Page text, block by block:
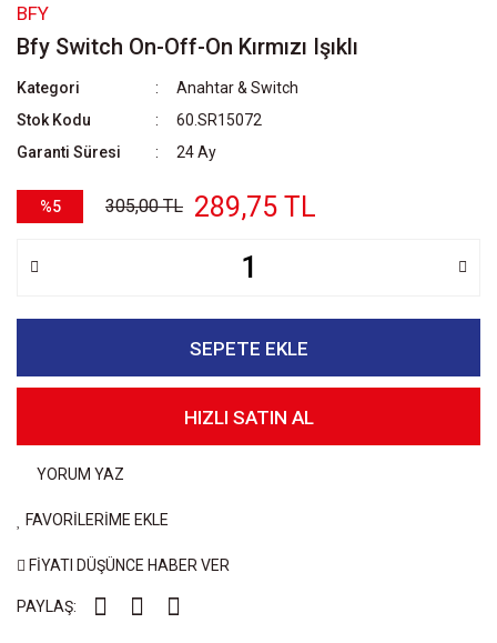
BFY
Bfy Switch On-Off-On Kırmızı Işıklı
Kategori
Anahtar & Switch
Stok Kodu
60.SR15072
Garanti Süresi
24 Ay
%5 305,00 TL 289,75 TL
SEPETE EKLE
HIZLI SATIN AL
YORUM YAZ
FAVORİLERİME EKLE
FİYATI DÜŞÜNCE HABER VER
PAYLAŞ: